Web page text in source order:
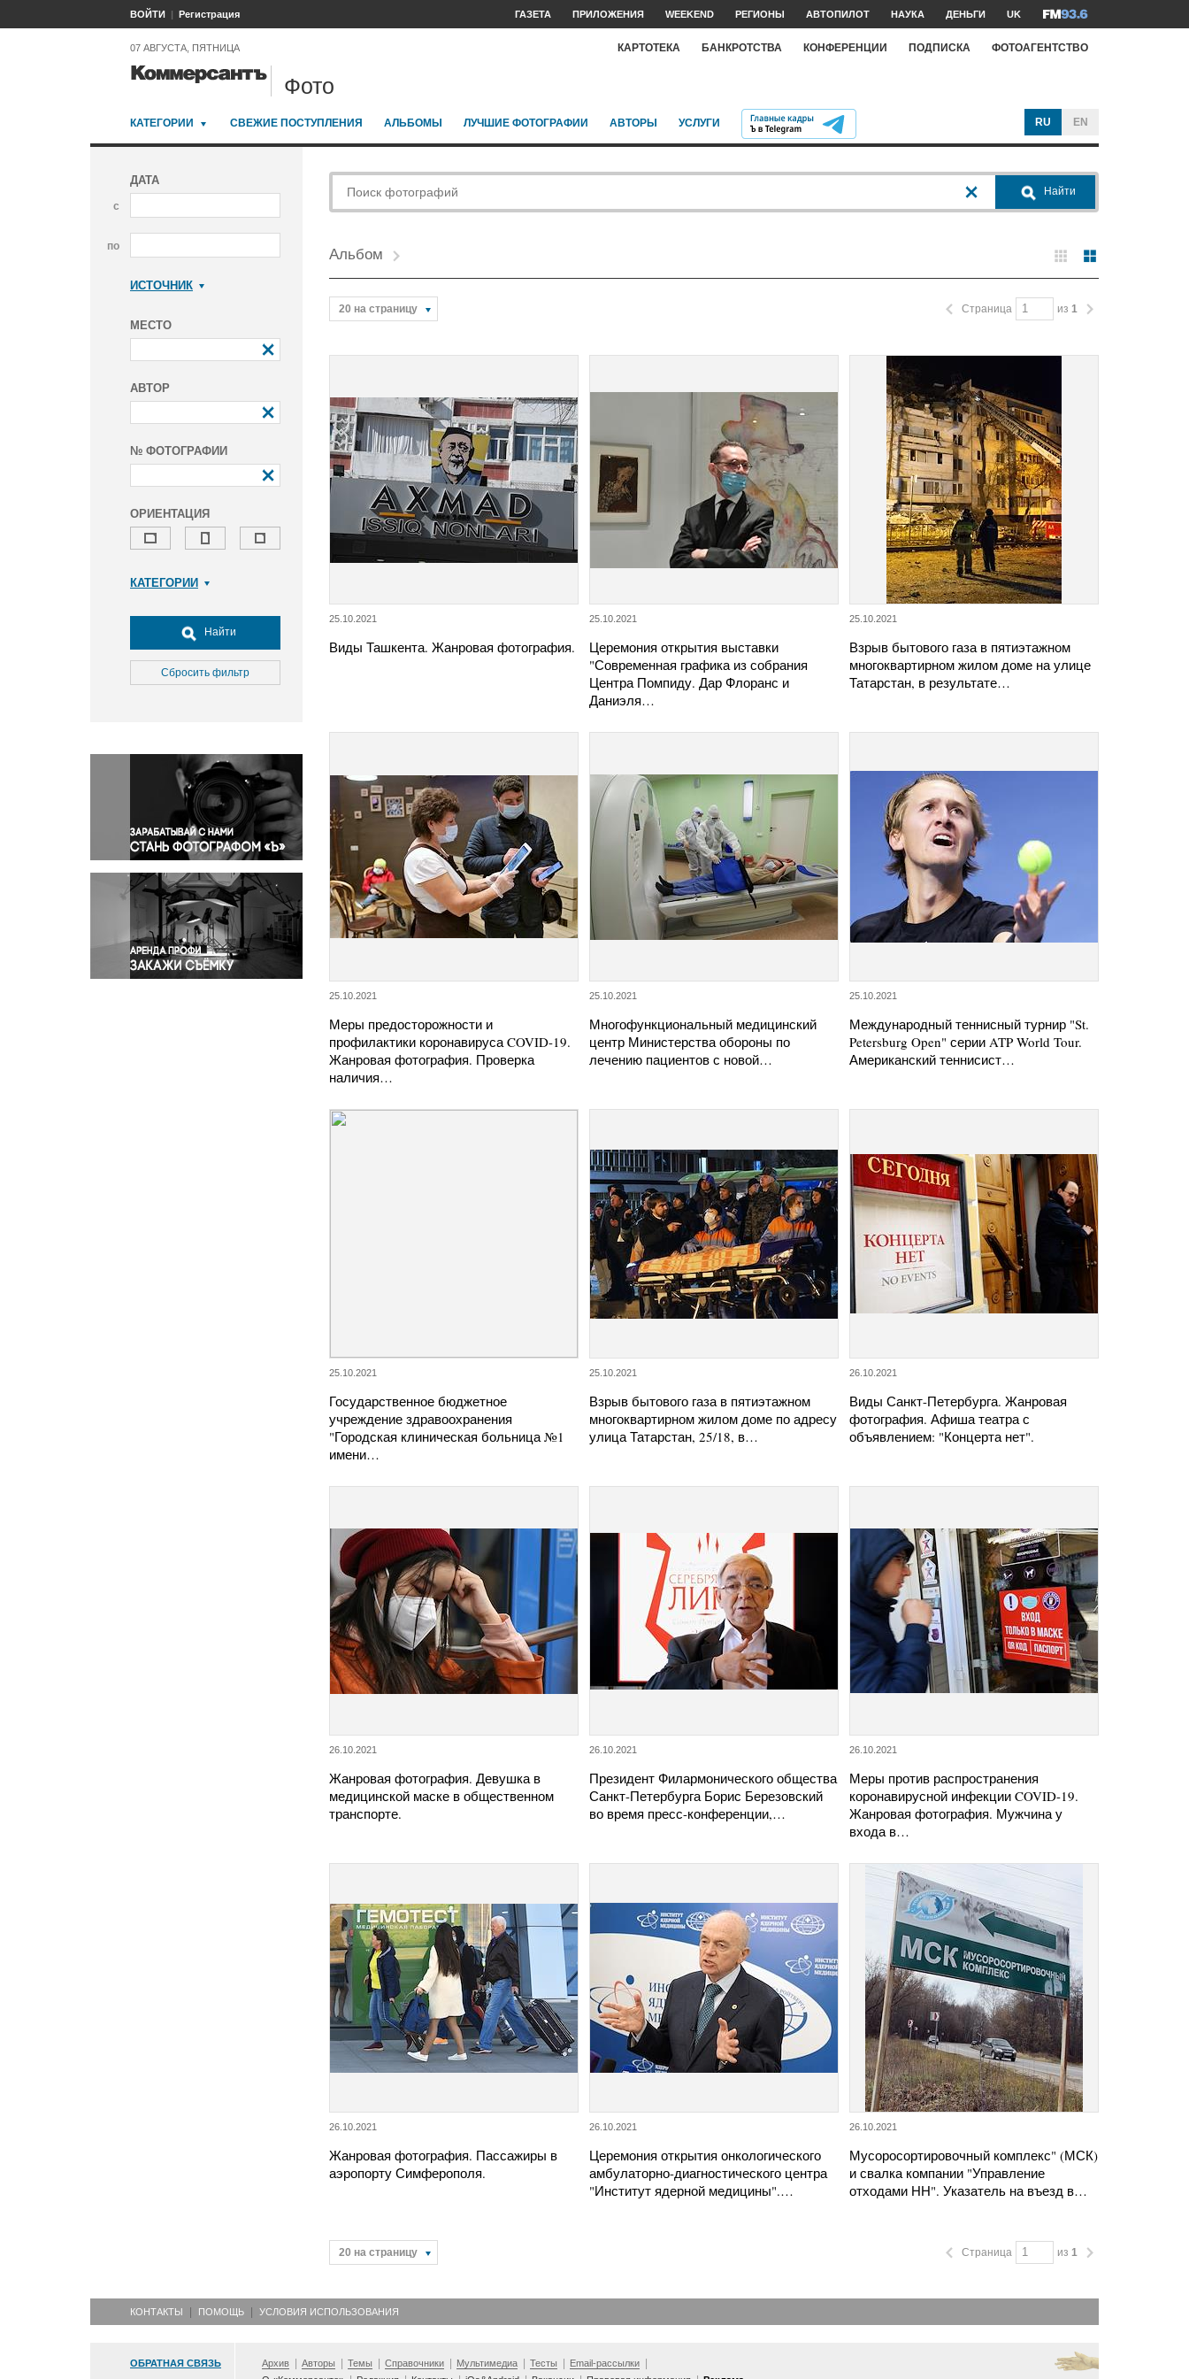
ВОЙТИ Регистрация ГАЗЕТА ПРИЛОЖЕНИЯ WEEKEND РЕГИОНЫ АВТОПИЛОТ НАУКА ДЕНЬГИ UK
07 АВГУСТА, ПЯТНИЦА КАРТОТЕКА БАНКРОТСТВА КОНФЕРЕНЦИИ ПОДПИСКА ФОТОАГЕНТСТВО
Фото
КАТЕГОРИИ СВЕЖИЕ ПОСТУПЛЕНИЯ АЛЬБОМЫ ЛУЧШИЕ ФОТОГРАФИИ АВТОРЫ УСЛУГИ RU EN
ДАТА
с
по
ИСТОЧНИК
МЕСТО
АВТОР
№ ФОТОГРАФИИ
ОРИЕНТАЦИЯ
КАТЕГОРИИ
Досуг, туризм и отдых
Культура
Медицина
Окружающая среда
Политика
Правосудие
Происшествия и конфликты
Религия
Светская жизнь
Спорт
Экология
Экономика и бизнес
Найти
Сбросить фильтр
Найти
Альбом
20 на страницу Страница из 1
25.10.2021
Виды Ташкента. Жанровая фотография.
25.10.2021
Церемония открытия выставки
"Современная графика из собрания
Центра Помпиду. Дар Флоранс и
Даниэля…
25.10.2021
Взрыв бытового газа в пятиэтажном
многоквартирном жилом доме на улице
Татарстан, в результате…
25.10.2021
Меры предосторожности и
профилактики коронавируса COVID-19.
Жанровая фотография. Проверка
наличия…
25.10.2021
Многофункциональный медицинский
центр Министерства обороны по
лечению пациентов с новой…
25.10.2021
Международный теннисный турнир "St.
Petersburg Open" серии ATP World Tour.
Американский теннисист…
25.10.2021
Государственное бюджетное
учреждение здравоохранения
"Городская клиническая больница №1
имени…
25.10.2021
Взрыв бытового газа в пятиэтажном
многоквартирном жилом доме по адресу
улица Татарстан, 25/18, в…
26.10.2021
Виды Санкт-Петербурга. Жанровая
фотография. Афиша театра с
объявлением: "Концерта нет".
26.10.2021
Жанровая фотография. Девушка в
медицинской маске в общественном
транспорте.
26.10.2021
Президент Филармонического общества
Санкт-Петербурга Борис Березовский
во время пресс-конференции,…
26.10.2021
Меры против распространения
коронавирусной инфекции COVID-19.
Жанровая фотография. Мужчина у
входа в…
26.10.2021
Жанровая фотография. Пассажиры в
аэропорту Симферополя.
26.10.2021
Церемония открытия онкологического
амбулаторно-диагностического центра
"Институт ядерной медицины".…
26.10.2021
Мусоросортировочный комплекс" (МСК)
и свалка компании "Управление
отходами НН". Указатель на въезд в…
20 на страницу Страница из 1
КОНТАКТЫ ПОМОЩЬ УСЛОВИЯ ИСПОЛЬЗОВАНИЯ
ОБРАТНАЯ СВЯЗЬ Архив Авторы Темы Справочники Мультимедиа Тесты
Email-рассылки